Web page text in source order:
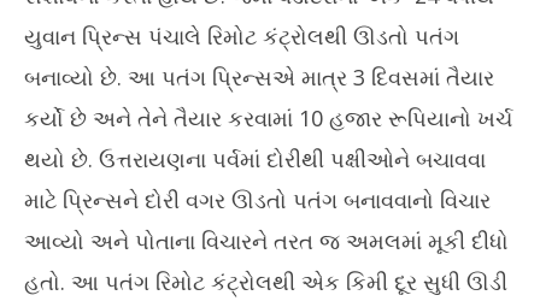
વડોદરાના 24 વર્ષીય યુવાને રિમોટ કન્ટ્રોલથી ઉડતો પતંગ બનાવ્યો
January
12,
2025
યુવાન પ્રિન્સ પંચાલે રિમોટ કંટ્રોલથી ઊડતો પતંગ
બનાવ્યો છે. આ પતંગ પ્રિન્સએ માત્ર 3 દિવસમાં તૈયાર
કર્યો છે અને તેને તૈયાર કરવામાં 10 હજાર રૂપિયાનો ખર્ચ
થયો છે. ઉત્તરાયણના પર્વમાં દોરીથી પક્ષીઓને બચાવવા
માટે પ્રિન્સને દોરી વગર ઊડતો પતંગ બનાવવાનો વિચાર
આવ્યો અને પોતાના વિચારને તરત જ અમલમાં મૂકી દીધો
હતો. આ પતંગ રિમોટ કંટ્રોલથી એક કિમી દૂર સુધી ઊડી